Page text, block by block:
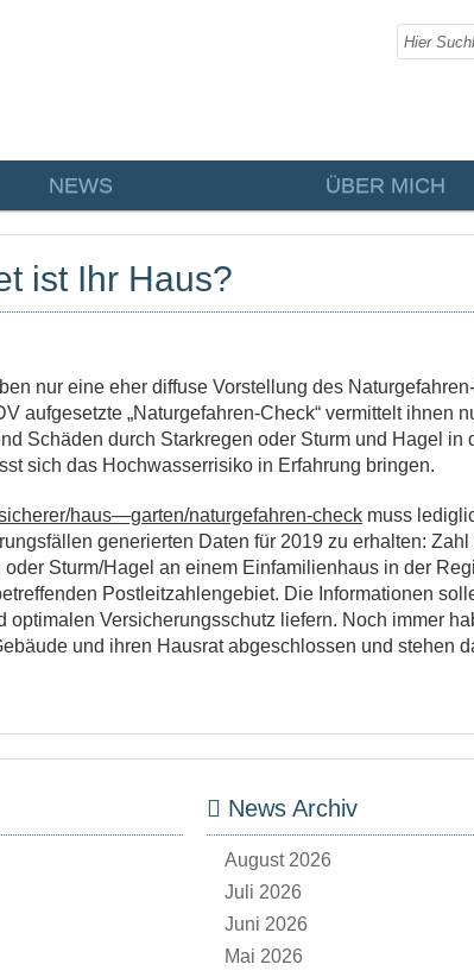
NEWS ÜBER MICH
ist Ihr Haus?
nur eine eher diffuse Vorstellung des
aufgesetzte „Naturgefahren-Check“ vermittelt ihnen
Schäden durch Starkregen oder Sturm und Hagel in
sich das Hochwasserrisiko in Erfahrung bringen.
haus—garten/naturgefahren-check muss
generierten Daten für 2019 zu erhalten:
Sturm/Hagel an einem Einfamilienhaus in der
Postleitzahlengebiet. Die Informationen
Versicherungsschutz liefern. Noch immer
und ihren Hausrat abgeschlossen und stehen
News Archiv
August 2026
Juli 2026
Juni 2026
Mai 2026